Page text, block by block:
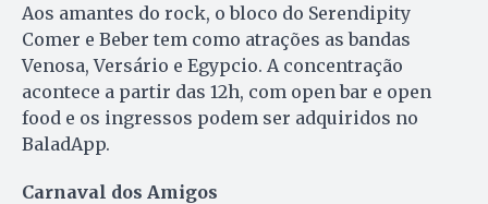
Aos amantes do rock, o bloco do Serendipity
Comer e Beber tem como atrações as bandas
Venosa, Versário e Egypcio. A concentração
acontece a partir das 12h, com open bar e open
food e os ingressos podem ser adquiridos no
BaladApp.
Carnaval dos Amigos